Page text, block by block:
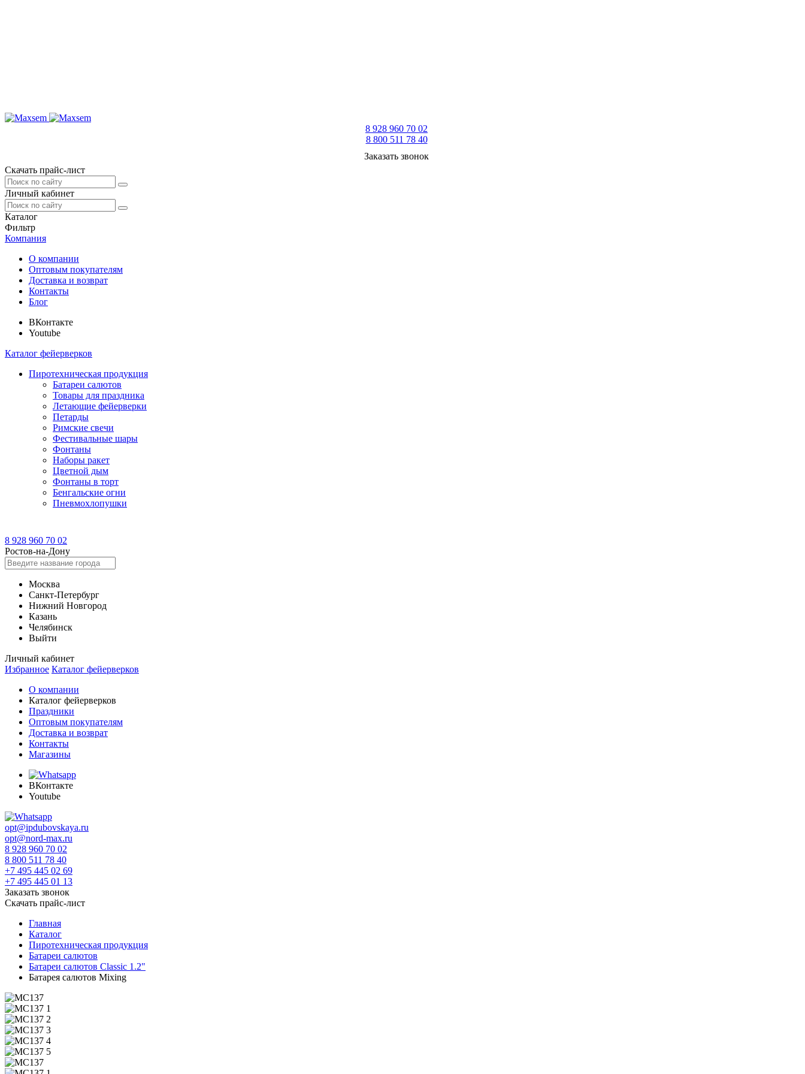
8 928 960 70 02
8 800 511 78 40
Заказать звонок
Скачать прайс-лист
Личный кабинет
Каталог
Фильтр
Компания
О компании
Оптовым покупателям
Доставка и возврат
Контакты
Блог
ВКонтакте
Youtube
Каталог фейерверков
Пиротехническая продукция
Батареи салютов
Товары для праздника
Летающие фейерверки
Петарды
Римские свечи
Фестивальные шары
Фонтаны
Наборы ракет
Цветной дым
Фонтаны в торт
Бенгальские огни
Пневмохлопушки
8 928 960 70 02
Ростов-на-Дону
Москва
Санкт-Петербург
Нижний Новгород
Казань
Челябинск
Выйти
Личный кабинет
Избранное Каталог фейерверков
О компании
Каталог фейерверков
Праздники
Оптовым покупателям
Доставка и возврат
Контакты
Магазины
ВКонтакте
Youtube
opt@ipdubovskaya.ru
opt@nord-max.ru
8 928 960 70 02
8 800 511 78 40
+7 495 445 02 69
+7 495 445 01 13
Заказать звонок
Скачать прайс-лист
Главная
Каталог
Пиротехническая продукция
Батареи салютов
Батареи салютов Classic 1.2"
Батарея салютов Mixing